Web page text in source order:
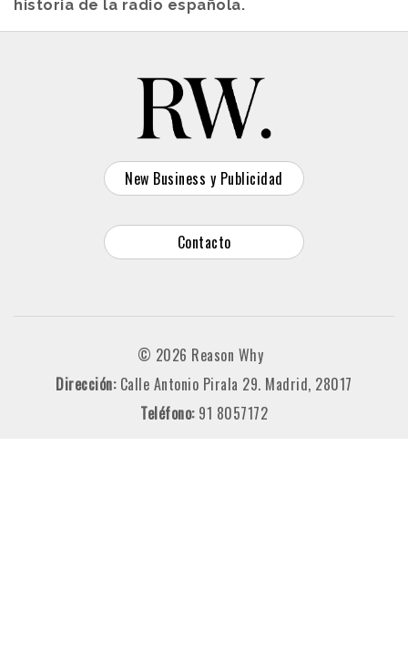
historia de la radio española.
New Business y Publicidad
Contacto
© 2026 Reason Why
Dirección: Calle Antonio Pirala 29. Madrid, 28017
Teléfono: 91 8057172